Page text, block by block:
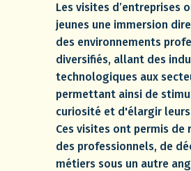
Les visites d’entreprises
jeunes une immersion
des environnements
diversifiés, allant des
technologiques aux
permettant ainsi de
curiosité et d'élargir
Ces visites ont permis de
des professionnels, de
métiers sous un autre